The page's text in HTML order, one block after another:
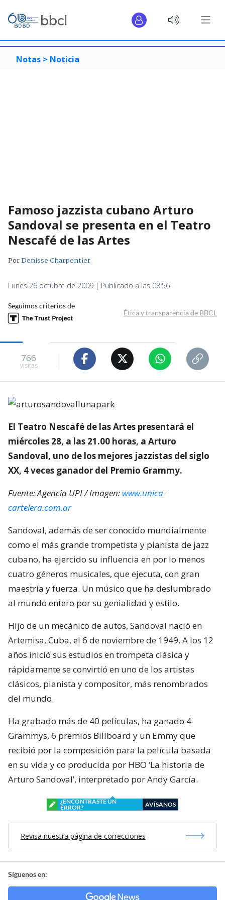
Notas > Noticia
Famoso jazzista cubano Arturo
Sandoval se presenta en el Teatro
Nescafé de las Artes
PorDenisse Charpentier
Lunes 26 octubre de 2009 | Publicado a las 08:56
Seguimos criterios de
Ética y transparencia de BBCL
766
visitas
El Teatro Nescafé de las Artes presentará el
miércoles 28, a las 21.00 horas, a Arturo
Sandoval, uno de los mejores jazzistas del siglo
XX, 4 veces ganador del Premio Grammy.
Fuente: Agencia UPI / Imagen: www.unica-
cartelera.com.ar
Sandoval, además de ser conocido mundialmente
como el más grande trompetista y pianista de jazz
cubano, ha ejercido su influencia en por lo menos
cuatro géneros musicales, que ejecuta, con gran
maestría y fuerza. Un músico que ha deslumbrado
al mundo entero por su genialidad y estilo.
Hijo de un mecánico de autos, Sandoval nació en
Artemisa, Cuba, el 6 de noviembre de 1949. A los 12
años inició sus estudios en trompeta clásica y
rápidamente se convirtió en uno de los artistas
clásicos, pianista y compositor, más renombrados
del mundo.
Ha grabado más de 40 películas, ha ganado 4
Grammys, 6 premios Billboard y un Emmy que
recibió por la composición para la película basada
en su vida y co producida por HBO ‘La historia de
Arturo Sandoval’, interpretado por Andy García.
¿ENCONTRASTE UN
ERROR?
AVÍSANOS
Revisa nuestra página de correcciones
Síguenos en: